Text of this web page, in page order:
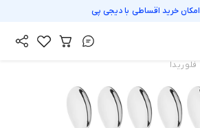
امکان خرید اقساطی بادیجی پی
فلوریدا